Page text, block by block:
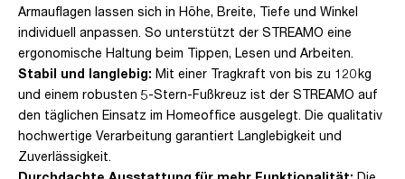
Armauflagen lassen sich in Höhe, Breite, Tiefe und Winkel
individuell anpassen. So unterstützt der STREAMO eine
ergonomische Haltung beim Tippen, Lesen und Arbeiten.
Stabil und langlebig: Mit einer Tragkraft von bis zu 120 kg
und einem robusten 5-Stern-Fußkreuz ist der STREAMO auf
den täglichen Einsatz im Homeoffice ausgelegt. Die qualitativ
hochwertige Verarbeitung garantiert Langlebigkeit und
Zuverlässigkeit.